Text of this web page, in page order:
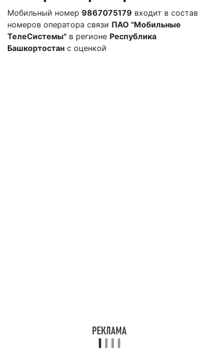
Мобильный номер 9867075179 входит в состав
номеров оператора связи ПАО "Мобильные
ТелеСистемы" в регионе Республика
Башкортостан с оценкой